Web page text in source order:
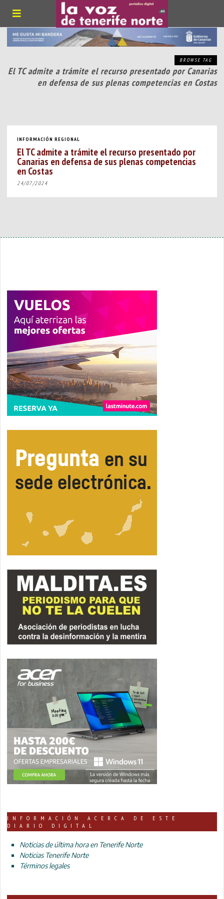
BROWSE TAG
El TC admite a trámite el recurso presentado por Canarias
en defensa de sus plenas competencias en Costas
INFORMACIÓN REGIONAL
El TC admite a trámite el recurso presentado por
Canarias en defensa de sus plenas competencias
en Costas
24/07/2024
INFORMACIÓN ACERCA DE ESTE
DIARIO DIGITAL
Noticias de última hora en Tenerife Norte
Noticias Tenerife Norte
Términos legales